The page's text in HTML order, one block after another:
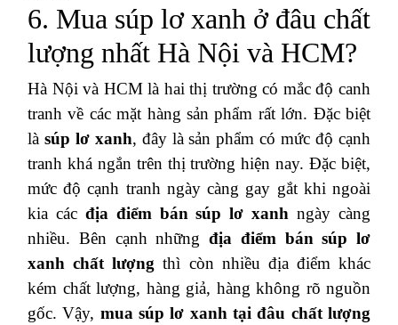
6. Mua súp lơ xanh ở đâu chất
lượng nhất Hà Nội và HCM?
Hà Nội và HCM là hai thị trường có mắc độ canh
tranh về các mặt hàng sản phẩm rất lớn. Đặc biệt
là súp lơ xanh, đây là sản phẩm có mức độ cạnh
tranh khá ngắn trên thị trường hiện nay. Đặc biệt,
mức độ cạnh tranh ngày càng gay gắt khi ngoài
kia các địa điểm bán súp lơ xanh ngày càng
nhiều. Bên cạnh những địa điểm bán súp lơ
xanh chất lượng thì còn nhiều địa điểm khác
kém chất lượng, hàng giả, hàng không rõ nguồn
gốc. Vậy, mua súp lơ xanh tại đâu chất lượng